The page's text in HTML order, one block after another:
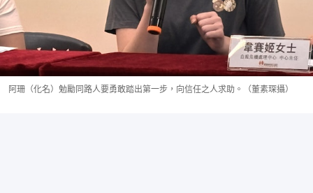
阿珊（化名）勉勵同路人要勇敢踏出第一步，向信任之人求助。（董素琛攝）